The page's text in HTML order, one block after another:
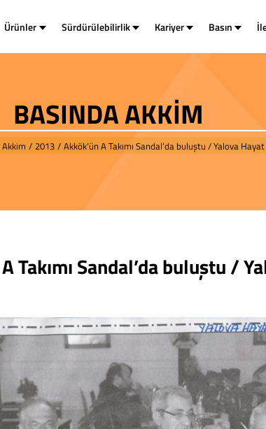
Ürünler Sürdürülebilirlik Kariyer Basın
BASINDA AKKİM
Akkim / 2013 / Akkök’ün A Takımı Sandal’da buluştu / Yalova
Takımı Sandal’da buluştu /